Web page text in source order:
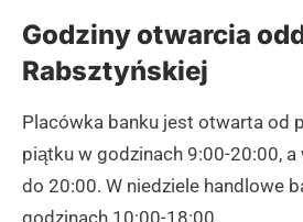
Godziny otwarcia
Rabsztyńskiej
Placówka banku jest otwarta od
piątku w godzinach 9:00-20:00,
do 20:00. W niedziele handlowe
godzinach 10:00-18:00.